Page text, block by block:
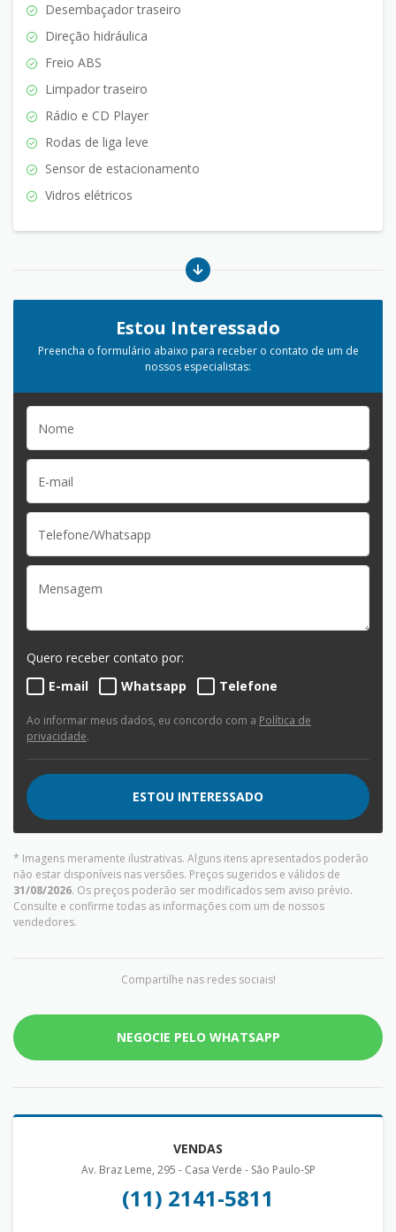
Desembaçador traseiro
Direção hidráulica
Freio ABS
Limpador traseiro
Rádio e CD Player
Rodas de liga leve
Sensor de estacionamento
Vidros elétricos
Estou Interessado
Preencha o formulário abaixo para receber o contato de um de
nossos especialistas:
Quero receber contato por:
E-mail
Whatsapp Telefone
Ao informar meus dados, eu concordo com a Política de
privacidade.
ESTOU INTERESSADO
* Imagens meramente ilustrativas. Alguns itens apresentados poderão
não estar disponíveis nas versões. Preços sugeridos e válidos de
31/08/2026. Os preços poderão ser modificados sem aviso prévio.
Consulte e confirme todas as informações com um de nossos
vendedores.
Compartilhe nas redes sociais!
NEGOCIE PELO WHATSAPP
VENDAS
Av. Braz Leme, 295 - Casa Verde - São Paulo-SP
(11) 2141-5811